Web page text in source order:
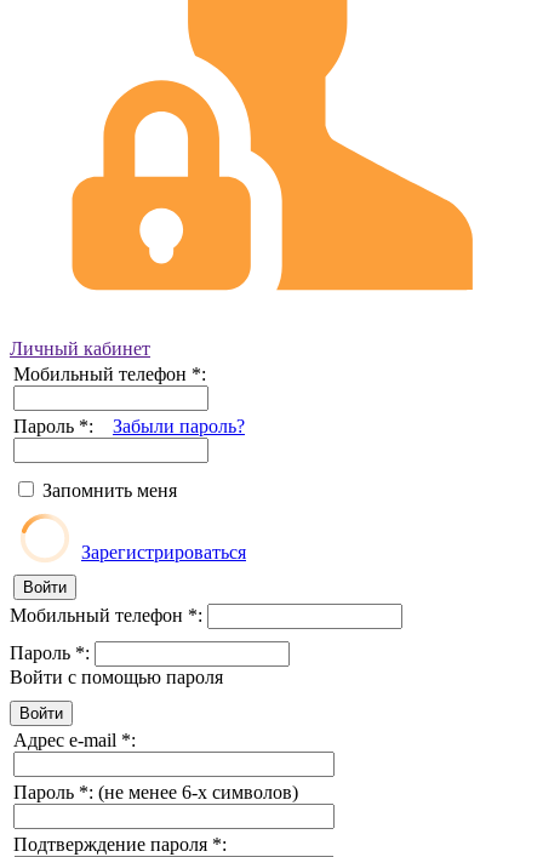
Личный кабинет
Мобильный телефон *:
Пароль *: Забыли пароль?
Запомнить меня
Зарегистрироваться
Мобильный телефон *:
Пароль *:
Войти с помощью пароля
Адрес e-mail *:
Пароль *: (не менее 6-х символов)
Подтверждение пароля *: